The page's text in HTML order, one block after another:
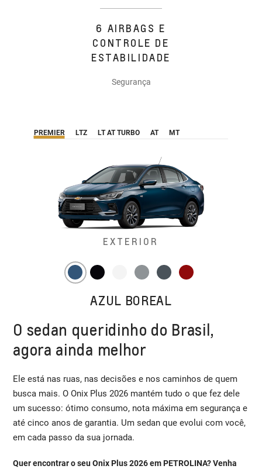
6 AIRBAGS E
CONTROLE DE
ESTABILIDADE
Segurança
PREMIER LTZ LT AT TURBO AT MT
EXTERIOR
AZUL BOREAL
O sedan queridinho do Brasil,
agora ainda melhor
Ele está nas ruas, nas decisões e nos caminhos de quem
busca mais. O Onix Plus 2026 mantém tudo o que fez dele
um sucesso: ótimo consumo, nota máxima em segurança e
até cinco anos de garantia. Um sedan que evolui com você,
em cada passo da sua jornada.
Quer encontrar o seu Onix Plus 2026 em PETROLINA? Venha